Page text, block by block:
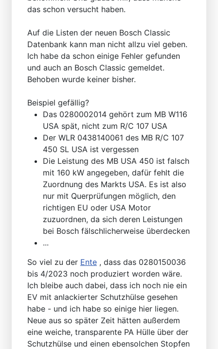
das schon versucht haben.
Auf die Listen der neuen Bosch Classic
Datenbank kann man nicht allzu viel geben.
Ich habe da schon einige Fehler gefunden
und auch an Bosch Classic gemeldet.
Behoben wurde keiner bisher.
Beispiel gefällig?
Das 0280002014 gehört zum MB W116
USA spät, nicht zum R/C 107 USA
Der WLR 0438140061 des MB R/C 107
450 SL USA ist vergessen
Die Leistung des MB USA 450 ist falsch
mit 160 kW angegeben, dafür fehlt die
Zuordnung des Markts USA. Es ist also
nur mit Querprüfungen möglich, den
richtigen EU oder USA Motor
zuzuordnen, da sich deren Leistungen
bei Bosch fälschlicherweise überdecken
...
So viel zu der Ente , dass das 0280150036
bis 4/2023 noch produziert worden wäre.
Ich bleibe auch dabei, dass ich noch nie ein
EV mit anlackierter Schutzhülse gesehen
habe - und ich habe so einige hier liegen.
Neue aus so später Zeit hätten außerdem
eine weiche, transparente PA Hülle über der
Schutzhülse und einen ebensolchen Stopfen